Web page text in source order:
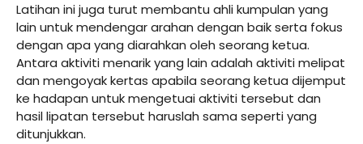
Latihan ini juga turut membantu ahli kumpulan yang
lain untuk mendengar arahan dengan baik serta fokus
dengan apa yang diarahkan oleh seorang ketua.
Antara aktiviti menarik yang lain adalah aktiviti melipat
dan mengoyak kertas apabila seorang ketua dijemput
ke hadapan untuk mengetuai aktiviti tersebut dan
hasil lipatan tersebut haruslah sama seperti yang
ditunjukkan.